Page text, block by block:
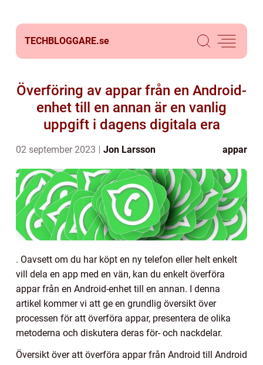
TECHBLOGGARE.se
Överföring av appar från en Android-
enhet till en annan är en vanlig
uppgift i dagens digitala era
02 september 2023 Jon Larsson appar
. Oavsett om du har köpt en ny telefon eller helt enkelt
vill dela en app med en vän, kan du enkelt överföra
appar från en Android-enhet till en annan. I denna
artikel kommer vi att ge en grundlig översikt över
processen för att överföra appar, presentera de olika
metoderna och diskutera deras för- och nackdelar.
Översikt över att överföra appar från Android till Android